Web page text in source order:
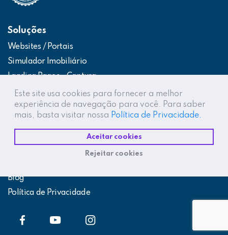
Este site usa cookies para fornecer a melhor
experiência de navegação para você. Para saber
mais, basta visitar nossa Política de Privacidade.
Aceitar cookies
Rejeitar cookies
Soluções
Websites / Portais
Simulador Imobiliário
Landing Pages – Captura
Web App – Portal do Cliente
Intranets / Extranets
Integração Construtor de Vendas
Destaques
Blog
Política de Privacidade